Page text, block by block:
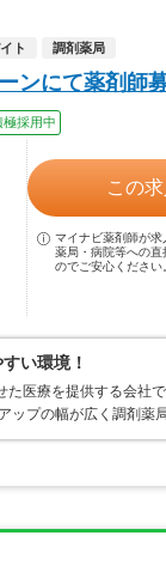
ト 調剤薬局
ンにて薬剤師
極採用中
この
マイナビ薬剤師が求
薬局・病院等への
のでご安心ください
い環境！
医療を提供する会社
ップの幅が広く調剤薬